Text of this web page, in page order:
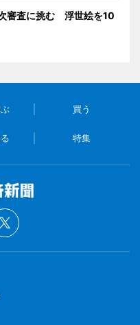
審査に挑む 浮世絵を10
買う
特集